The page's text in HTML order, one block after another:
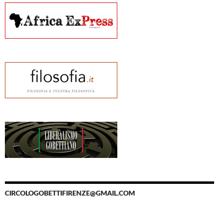
CIRCOLOGOBETTIFIRENZE@GMAIL.COM